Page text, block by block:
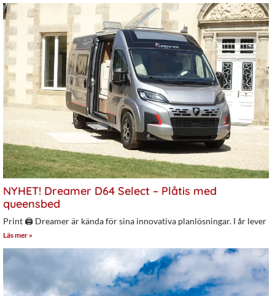
NYHET! Dreamer D64 Select – Plåtis med
queensbed
Print 🖨 Dreamer är kända för sina innovativa planlösningar. I år lever
Läs mer »